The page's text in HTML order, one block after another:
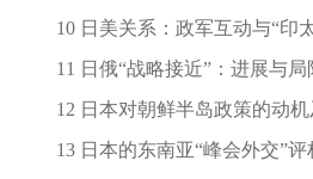
10 日美关系：政军互动与“印太
11 日俄“战略接近”：进展与局
12 日本对朝鲜半岛政策的动机
13 日本的东南亚“峰会外交”评